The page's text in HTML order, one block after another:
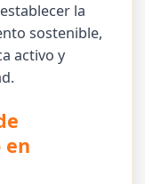
la
sostenible,
activo y
en